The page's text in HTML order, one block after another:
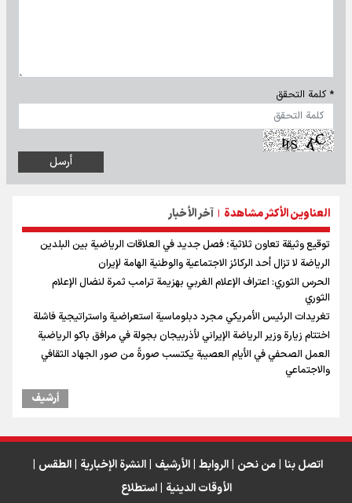
* كلمة التحقق
العناوين الأكثر مشاهدة | آخر الأخبار
توقيع وثيقة تعاون ثلاثية؛ فصل جديد في العلاقات الرياضية بين البلدين
الرياضة لا تزال أحد الركائز الاجتماعية والوطنية الهامة لإيران
الحرس الثوري: اعتراف الإعلام الغربي بهزيمة ترامب ثمرة لنضال الإعلام
الثوري
تغريدات الرئيس الأمريكي مجرد دبلوماسية استعراضية واستراتيجية فاشلة
اختتام زيارة وزير الرياضة الإيراني لأذربيجان بجولة في مرافق باكو الرياضية
العمل الصحفي في الأيام العصيبة يكتسب صورةً من صور الجهاد الثقافي
والاجتماعي
أرشیف
اتصل بنا من نحن الروابط الأرشيف النشرة الإخبارية الطقس
الأوقات الدينية استطلاع